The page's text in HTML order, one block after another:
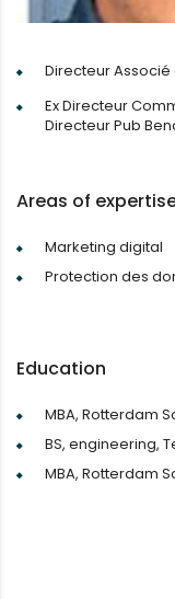
Directeur Associé
Ex Directeur
Directeur Pub
Areas of
Marketing digital
Protection des
Education
MBA, Rotterdam
BS, engineering,
MBA, Rotterdam